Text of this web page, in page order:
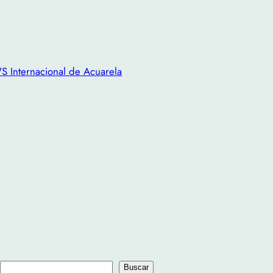
Internacional de Acuarela
Buscar